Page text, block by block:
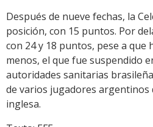
Después de nueve fechas, la
posición, con 15 puntos. Por
con 24 y 18 puntos, pese a
menos, el que fue suspendido
autoridades sanitarias
de varios jugadores argentinos
inglesa.